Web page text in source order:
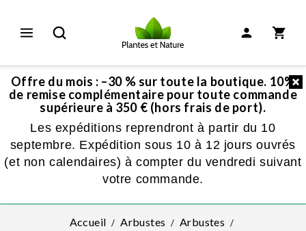
Offre du mois : –30 % sur toute la boutique. 10%
de remise complémentaire pour toute commande
supérieure à 350 € (hors frais de port).
Les expéditions reprendront à partir du 10
septembre. Expédition sous 10 à 12 jours ouvrés
(et non calendaires) à compter du vendredi suivant
votre commande.
Accueil Arbustes
Arbustes